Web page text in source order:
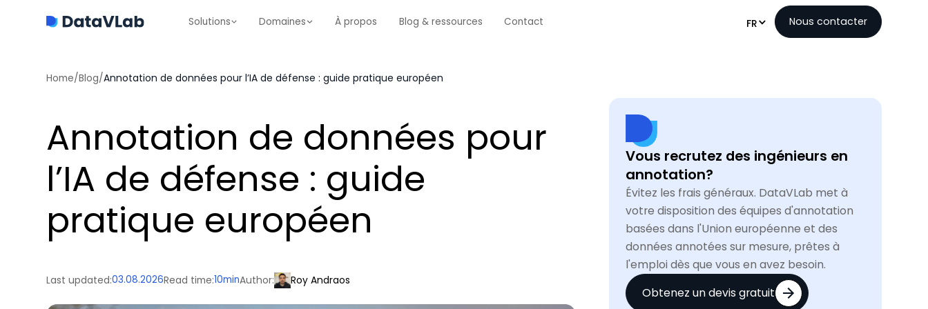
Solutions Domaines À propos Blog & ressources Contact FR Nous contacter
Home/Blog/Annotation de données pour l’IA de défense : guide pratique européen
Annotation de données pour
l’IA de défense : guide
pratique européen
Last updated:03.08.2026Read time:10minAuthor: Roy Andraos
Vous recrutez des ingénieurs en
annotation?
Évitez les frais généraux. DataVLab met à
votre disposition des équipes d'annotation
basées dans l'Union européenne et des
données annotées sur mesure, prêtes à
l'emploi dès que vous en avez besoin.
Obtenez un devis gratuit